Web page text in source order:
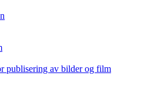
publisering av bilder og film